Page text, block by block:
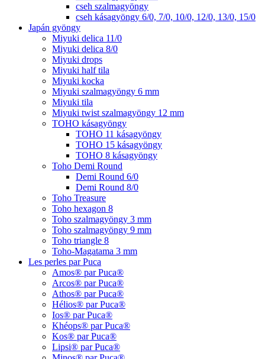
cseh szalmagyöngy
cseh kásagyöngy 6/0, 7/0, 10/0, 12/0, 13/0, 15/0
Japán gyöngy
Miyuki delica 11/0
Miyuki delica 8/0
Miyuki drops
Miyuki half tila
Miyuki kocka
Miyuki szalmagyöngy 6 mm
Miyuki tila
Miyuki twist szalmagyöngy 12 mm
TOHO kásagyöngy
TOHO 11 kásagyöngy
TOHO 15 kásagyöngy
TOHO 8 kásagyöngy
Toho Demi Round
Demi Round 6/0
Demi Round 8/0
Toho Treasure
Toho hexagon 8
Toho szalmagyöngy 3 mm
Toho szalmagyöngy 9 mm
Toho triangle 8
Toho-Magatama 3 mm
Les perles par Puca
Amos® par Puca®
Arcos® par Puca®
Athos® par Puca®
Hélios® par Puca®
Ios® par Puca®
Khéops® par Puca®
Kos® par Puca®
Lipsi® par Puca®